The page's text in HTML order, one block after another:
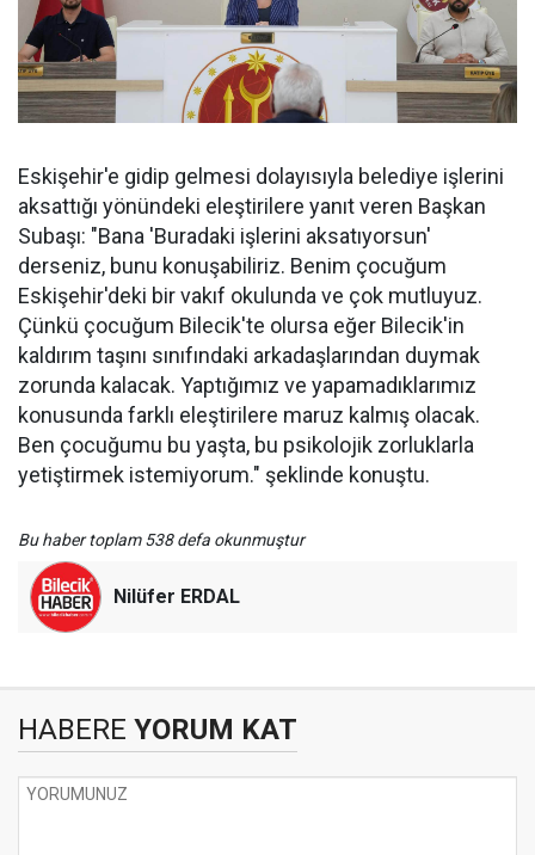
Eskişehir'e gidip gelmesi dolayısıyla belediye işlerini
aksattığı yönündeki eleştirilere yanıt veren Başkan
Subaşı: "Bana 'Buradaki işlerini aksatıyorsun'
derseniz, bunu konuşabiliriz. Benim çocuğum
Eskişehir'deki bir vakıf okulunda ve çok mutluyuz.
Çünkü çocuğum Bilecik'te olursa eğer Bilecik'in
kaldırım taşını sınıfındaki arkadaşlarından duymak
zorunda kalacak. Yaptığımız ve yapamadıklarımız
konusunda farklı eleştirilere maruz kalmış olacak.
Ben çocuğumu bu yaşta, bu psikolojik zorluklarla
yetiştirmek istemiyorum." şeklinde konuştu.
Bu haber toplam 538 defa okunmuştur
Nilüfer ERDAL
HABERE YORUM KAT